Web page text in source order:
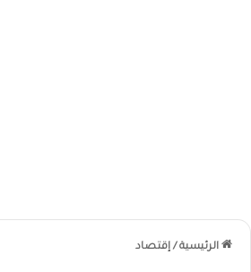
الرئيسية / إقتصاد